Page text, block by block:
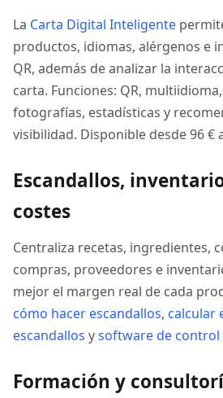
La Carta Digital Inteligente
productos, idiomas, alérgenos e
QR, además de analizar la
carta. Funciones: QR,
fotografías, estadísticas y
visibilidad. Disponible desde 96 €
Escandallos,
costes
Centraliza recetas, ingredientes,
compras, proveedores e
mejor el margen real de cada
cómo hacer escandallos, calcular
escandallos ysoftware de control
Formación y